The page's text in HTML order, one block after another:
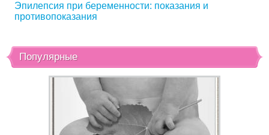
Эпилепсия при беременности: показания и
противопоказания
Популярные